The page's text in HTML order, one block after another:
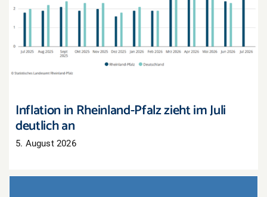
Inflation in Rheinland-Pfalz zieht im Juli deutlich
Inflation in Rheinland-Pfalz zieht im Juli
deutlich an
5. August 2026